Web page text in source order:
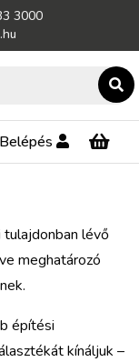
3000
Belépés
lévő
meghatározó
építési
kínáljuk –